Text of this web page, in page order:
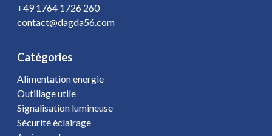
+49 1764 1726 260
contact@dagda56.com
Catégories
Alimentation energie
Outillage utile
Signalisation lumineuse
Sécurité éclairage